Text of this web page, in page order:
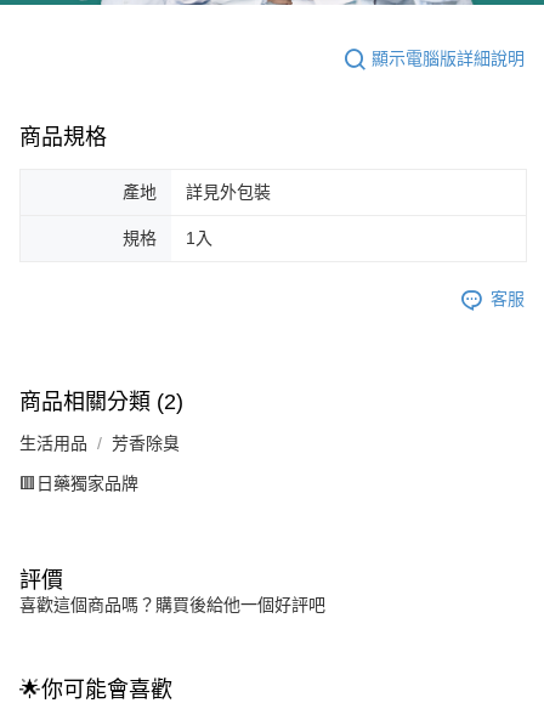
顯示電腦版詳細說明
商品規格
產地 詳見外包裝
規格 1入
客服
商品相關分類 (2)
生活用品 芳香除臭
🟥日藥獨家品牌
評價
喜歡這個商品嗎？購買後給他一個好評吧
🌟你可能會喜歡